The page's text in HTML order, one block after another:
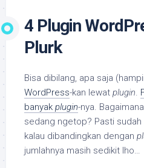
4 Plugin
Plurk
Bisa dibilang, apa saja
WordPress-kan lewat plugin.
banyak plugin-nya.
sedang ngetop? Pasti sudah
kalau dibandingkan dengan
jumlahnya masih sedikit lho…